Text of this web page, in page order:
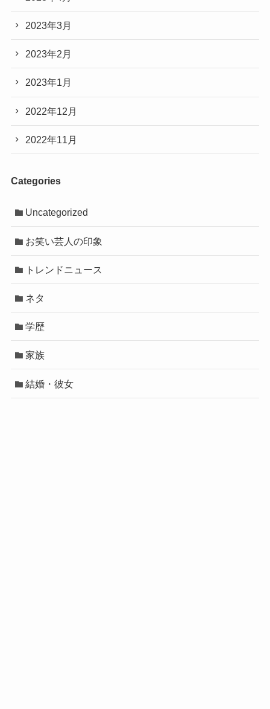
2023年3月
2023年2月
2023年1月
2022年12月
2022年11月
Categories
Uncategorized
お笑い芸人の印象
トレンドニュース
ネタ
学歴
家族
結婚・彼女